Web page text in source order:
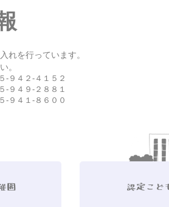
れを行っています。
。
-９４２-４１５２
-９４９-２８８１
-９４１-８６００